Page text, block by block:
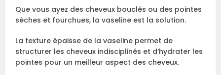
Que vous ayez des cheveux bouclés ou des pointes
sèches et fourchues, la vaseline est la solution.
La texture épaisse de la vaseline permet de
structurer les cheveux indisciplinés et d’hydrater les
pointes pour un meilleur aspect des cheveux.